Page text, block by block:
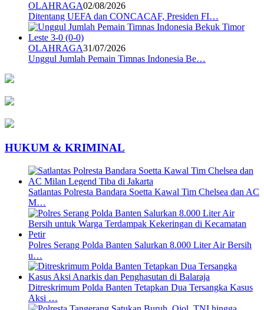
OLAHRAGA02/08/2026
Ditentang UEFA dan CONCACAF, Presiden FI…
OLAHRAGA31/07/2026
Unggul Jumlah Pemain Timnas Indonesia Be…
HUKUM & KRIMINAL
Satlantas Polresta Bandara Soetta Kawal Tim Chelsea dan AC
M…
Polres Serang Polda Banten Salurkan 8.000 Liter Air Bersih
u…
Ditreskrimum Polda Banten Tetapkan Dua Tersangka Kasus
Aksi …